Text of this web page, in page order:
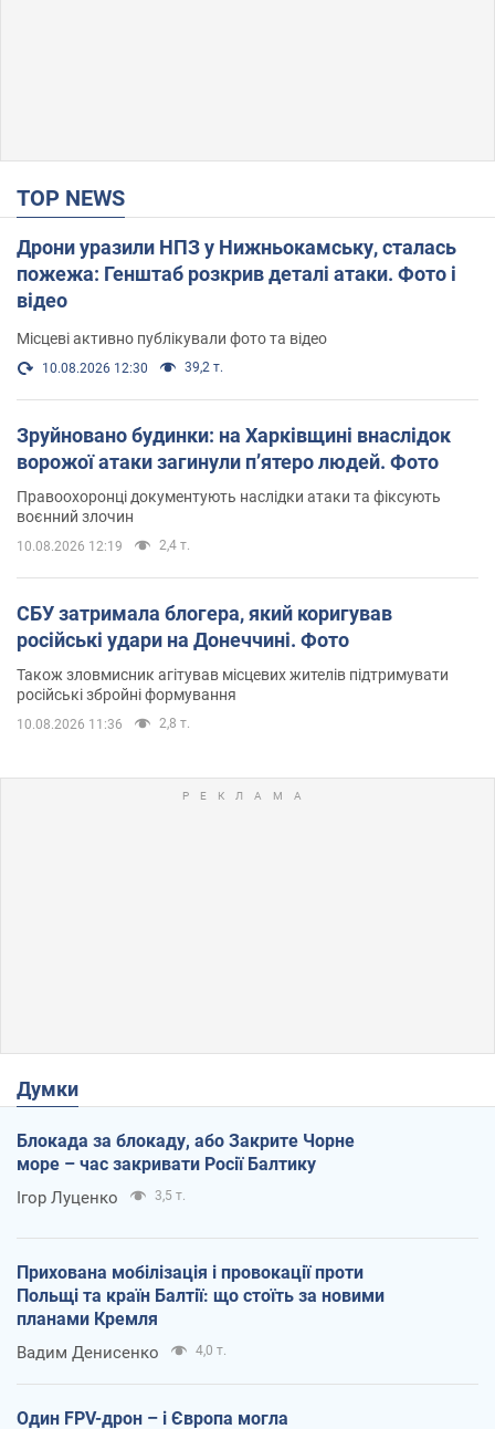
TOP NEWS
Дрони уразили НПЗ у Нижньокамську, сталась
пожежа: Генштаб розкрив деталі атаки. Фото і
відео
Місцеві активно публікували фото та відео
10.08.2026 12:30 39,2 т.
Зруйновано будинки: на Харківщині внаслідок
ворожої атаки загинули п’ятеро людей. Фото
Правоохоронці документують наслідки атаки та фіксують
воєнний злочин
10.08.2026 12:19 2,4 т.
СБУ затримала блогера, який коригував
російські удари на Донеччині. Фото
Також зловмисник агітував місцевих жителів підтримувати
російські збройні формування
10.08.2026 11:36 2,8 т.
Думки
Блокада за блокаду, або Закрите Чорне
море – час закривати Росії Балтику
Ігор Луценко 3,5 т.
Прихована мобілізація і провокації проти
Польщі та країн Балтії: що стоїть за новими
планами Кремля
Вадим Денисенко 4,0 т.
Один FPV-дрон – і Європа могла